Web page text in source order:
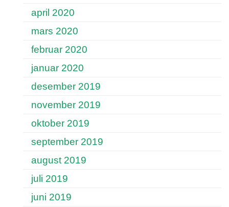
april 2020
mars 2020
februar 2020
januar 2020
desember 2019
november 2019
oktober 2019
september 2019
august 2019
juli 2019
juni 2019